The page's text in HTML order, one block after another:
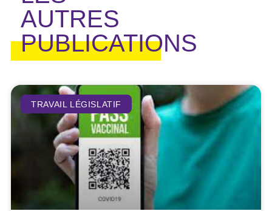
AUTRES
PUBLICATIONS
TRAVAIL LÉGISLATIF